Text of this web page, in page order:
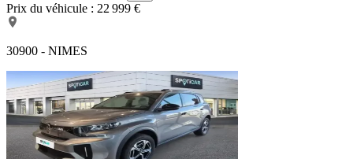
Prix du véhicule : 22 999 €
30900 - NIMES